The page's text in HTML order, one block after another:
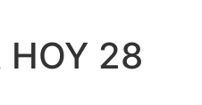
HOY 28